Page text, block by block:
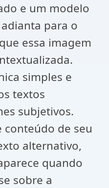
e um modelo
para o
essa imagem
simples e
textos
subjetivos.
conteúdo de seu
alternativo,
quando
sobre a